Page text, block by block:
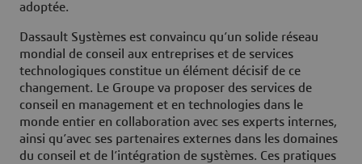
adoptée.
Dassault Systèmes est convaincu qu’un solide réseau
mondial de conseil aux entreprises et de services
technologiques constitue un élément décisif de ce
changement. Le Groupe va proposer des services de
conseil en management et en technologies dans le
monde entier en collaboration avec ses experts internes,
ainsi qu’avec ses partenaires externes dans les domaines
du conseil et de l’intégration de systèmes. Ces pratiques